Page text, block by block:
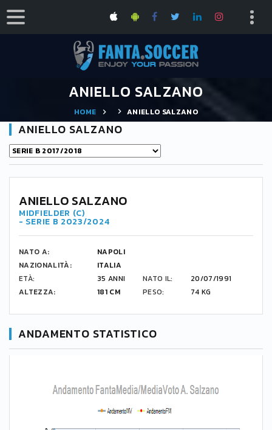
ANIELLO SALZANO
HOME ANIELLO SALZANO
ANIELLO SALZANO
ANIELLO SALZANO
MIDFIELDER (C)
- SERIE B 2023/2024
NATO A:
NAPOLI
NAZIONALITÀ:
ITALIA
ETÀ:
35 ANNI NATO IL:
20/07/1991
ALTEZZA:
181 CM PESO: 74 KG
ANDAMENTO STATISTICO